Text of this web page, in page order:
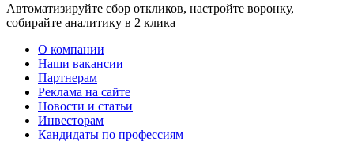
Автоматизируйте сбор откликов, настройте воронку,
собирайте аналитику в 2 клика
О компании
Наши вакансии
Партнерам
Реклама на сайте
Новости и статьи
Инвесторам
Кандидаты по профессиям